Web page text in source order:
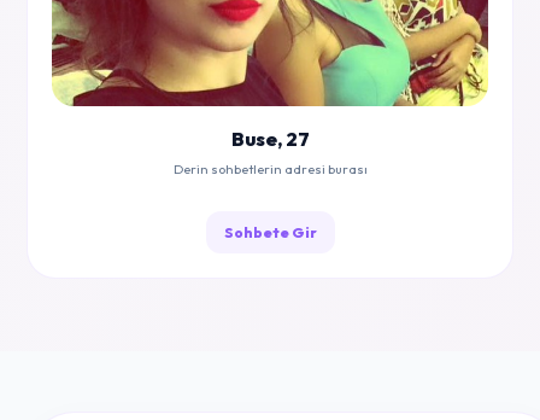
Buse, 27
Derin sohbetlerin adresi burası
Sohbete Gir